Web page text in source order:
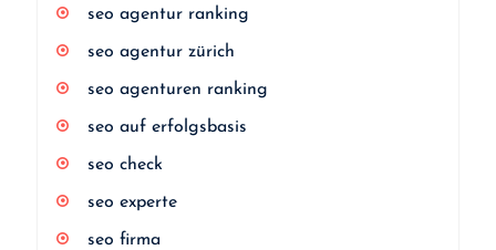
seo agentur ranking
seo agentur zürich
seo agenturen ranking
seo auf erfolgsbasis
seo check
seo experte
seo firma